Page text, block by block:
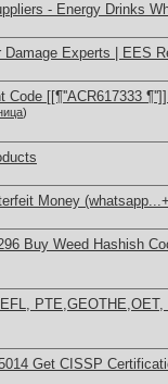
- Energy Drinks
Damage Experts | EES
Code [[¶''ACR617333
)
Money
Buy Weed Hashish
PTE,GEOTHE,OET,
Get CISSP